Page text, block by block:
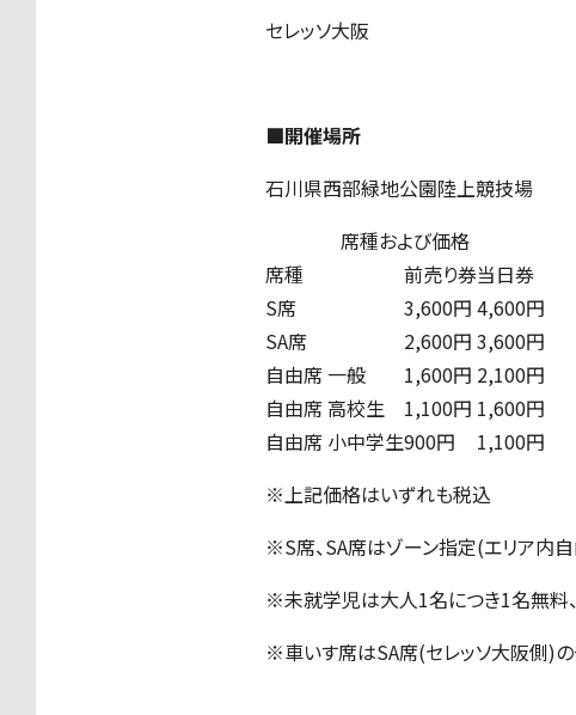
セレッソ大阪
■開催場所
石川県西部緑地公園陸上競技場
席種および価格
席種
前売り券当日券
S席
3,600円 4,600円
SA席
2,600円 3,600円
自由席 一般
1,600円 2,100円
自由席 高校生
1,100円 1,600円
自由席 小中学生900円
1,100円
※上記価格はいずれも税込
※S席、SA席はゾーン指定(エリア内自
※未就学児は大人1名につき1名無料
※車いす席はSA席(セレッソ大阪側)の